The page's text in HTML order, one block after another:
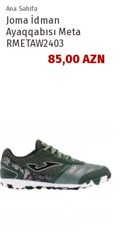
Ana Səhifə
Joma İdman
Ayaqqabısı Meta
RMETAW2403
85,00 AZN